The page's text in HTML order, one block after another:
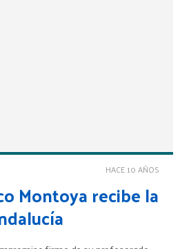
HACE 10 AÑOS
Montoya recibe la